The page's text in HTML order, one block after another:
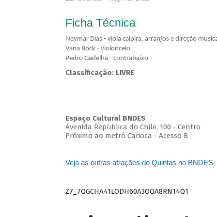
Ficha Técnica
Neymar Dias - viola caipira, arranjos e direção
Vana Bock - violoncelo
Pedro Gadelha - contrabaixo
Classificação: LIVRE
Espaço Cultural BNDES
Avenida República do Chile, 100 - Centro
Próximo ao metrô Carioca - Acesso B
Veja as outras atrações do Quintas no BNDES
Z7_7QGCHA41LODH60A3OQA8RN14Q1